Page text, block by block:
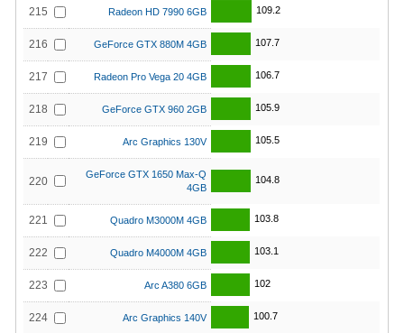
215 Radeon HD 7990 6GB 109.2
216 GeForce GTX 880M 4GB 107.7
217 Radeon Pro Vega 20 4GB 106.7
218 GeForce GTX 960 2GB 105.9
219 Arc Graphics 130V 105.5
220
GeForce GTX 1650 Max-Q
4GB
104.8
221 Quadro M3000M 4GB 103.8
222 Quadro M4000M 4GB 103.1
223 Arc A380 6GB 102
224 Arc Graphics 140V 100.7